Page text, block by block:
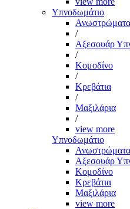
Υπνοδωμάτιο
Ανωστρώματα
/
Αξεσουάρ
/
Κομοδίνο
/
Κρεβάτια
/
Μαξιλάρια
/
view more
Υπνοδωμάτιο
Ανωστρώματα
Αξεσουάρ
Κομοδίνο
Κρεβάτια
Μαξιλάρια
view more